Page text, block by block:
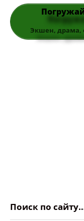
Экшен, драма,
Поиск по